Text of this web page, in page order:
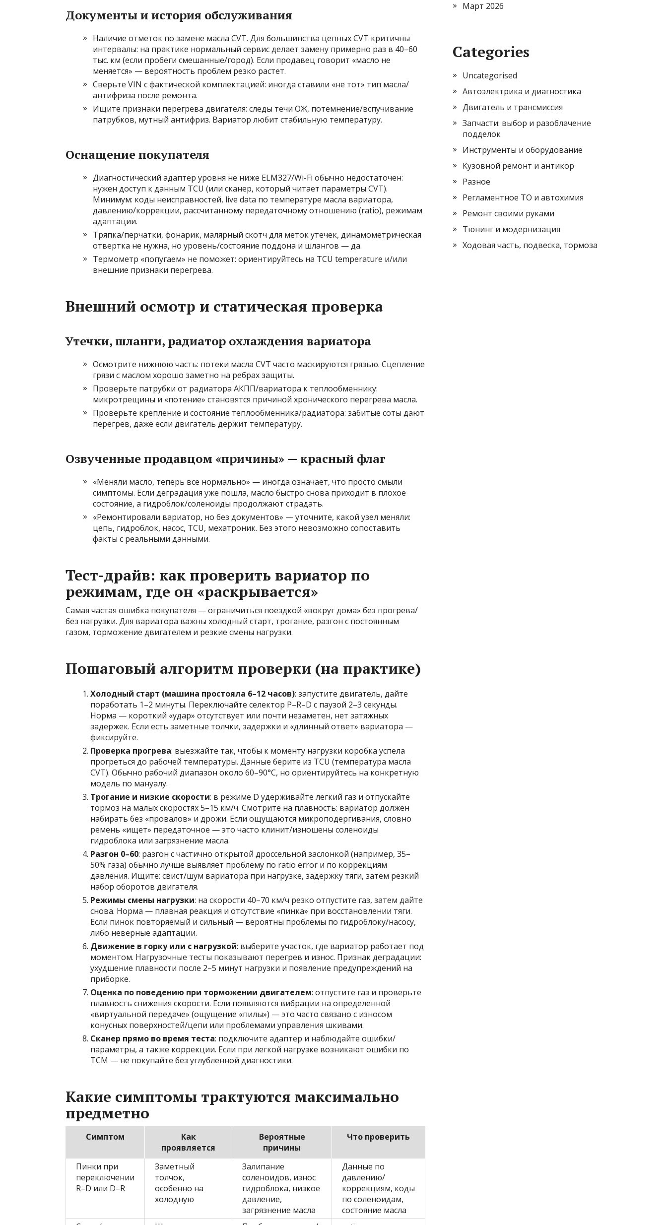
Документы и история обслуживания
Наличие отметок по замене масла CVT. Для большинства цепных CVT критичны
интервалы: на практике нормальный сервис делает замену примерно раз в 40–60
тыс. км (если пробеги смешанные/город). Если продавец говорит «масло не
меняется» — вероятность проблем резко растет.
Сверьте VIN с фактической комплектацией: иногда ставили «не тот» тип масла/
антифриза после ремонта.
Ищите признаки перегрева двигателя: следы течи ОЖ, потемнение/вспучивание
патрубков, мутный антифриз. Вариатор любит стабильную температуру.
Оснащение покупателя
Диагностический адаптер уровня не ниже ELM327/Wi-Fi обычно недостаточен:
нужен доступ к данным TCU (или сканер, который читает параметры CVT).
Минимум: коды неисправностей, live data по температуре масла вариатора,
давлению/коррекции, рассчитанному передаточному отношению (ratio), режимам
адаптации.
Тряпка/перчатки, фонарик, малярный скотч для меток утечек, динамометрическая
отвертка не нужна, но уровень/состояние поддона и шлангов — да.
Термометр «попугаем» не поможет: ориентируйтесь на TCU temperature и/или
внешние признаки перегрева.
Внешний осмотр и статическая проверка
Утечки, шланги, радиатор охлаждения вариатора
Осмотрите нижнюю часть: потеки масла CVT часто маскируются грязью. Сцепление
грязи с маслом хорошо заметно на ребрах защиты.
Проверьте патрубки от радиатора АКПП/вариатора к теплообменнику:
микротрещины и «потение» становятся причиной хронического перегрева масла.
Проверьте крепление и состояние теплообменника/радиатора: забитые соты дают
перегрев, даже если двигатель держит температуру.
Озвученные продавцом «причины» — красный флаг
«Меняли масло, теперь все нормально» — иногда означает, что просто смыли
симптомы. Если деградация уже пошла, масло быстро снова приходит в плохое
состояние, а гидроблок/соленоиды продолжают страдать.
«Ремонтировали вариатор, но без документов» — уточните, какой узел меняли:
цепь, гидроблок, насос, TCU, мехатроник. Без этого невозможно сопоставить
факты с реальными данными.
Тест-драйв: как проверить вариатор по
режимам, где он «раскрывается»
Самая частая ошибка покупателя — ограничиться поездкой «вокруг дома» без прогрева/
без нагрузки. Для вариатора важны холодный старт, трогание, разгон с постоянным
газом, торможение двигателем и резкие смены нагрузки.
Пошаговый алгоритм проверки (на практике)
Холодный старт (машина простояла 6–12 часов): запустите двигатель, дайте
поработать 1–2 минуты. Переключайте селектор P–R–D с паузой 2–3 секунды.
Норма — короткий «удар» отсутствует или почти незаметен, нет затяжных
задержек. Если есть заметные толчки, задержки и «длинный ответ» вариатора —
фиксируйте.
Проверка прогрева: выезжайте так, чтобы к моменту нагрузки коробка успела
прогреться до рабочей температуры. Данные берите из TCU (температура масла
CVT). Обычно рабочий диапазон около 60–90°C, но ориентируйтесь на конкретную
модель по мануалу.
Трогание и низкие скорости: в режиме D удерживайте легкий газ и отпускайте
тормоз на малых скоростях 5–15 км/ч. Смотрите на плавность: вариатор должен
набирать без «провалов» и дрожи. Если ощущаются микроподергивания, словно
ремень «ищет» передаточное — это часто клинит/изношены соленоиды
гидроблока или загрязнение масла.
Разгон 0–60: разгон с частично открытой дроссельной заслонкой (например, 35–
50% газа) обычно лучше выявляет проблему по ratio error и по коррекциям
давления. Ищите: свист/шум вариатора при нагрузке, задержку тяги, затем резкий
набор оборотов двигателя.
Режимы смены нагрузки: на скорости 40–70 км/ч резко отпустите газ, затем дайте
снова. Норма — плавная реакция и отсутствие «пинка» при восстановлении тяги.
Если пинок повторяемый и сильный — вероятны проблемы по гидроблоку/насосу,
либо неверные адаптации.
Движение в горку или с нагрузкой: выберите участок, где вариатор работает под
моментом. Нагрузочные тесты показывают перегрев и износ. Признак деградации:
ухудшение плавности после 2–5 минут нагрузки и появление предупреждений на
приборке.
Оценка по поведению при торможении двигателем: отпустите газ и проверьте
плавность снижения скорости. Если появляются вибрации на определенной
«виртуальной передаче» (ощущение «пилы») — это часто связано с износом
конусных поверхностей/цепи или проблемами управления шкивами.
Сканер прямо во время теста: подключите адаптер и наблюдайте ошибки/
параметры, а также коррекции. Если при легкой нагрузке возникают ошибки по
TCM — не покупайте без углубленной диагностики.
Какие симптомы трактуются максимально
предметно
Симптом
Как
проявляется
Вероятные
причины
Что проверить
Пинки при
переключении
R–D или D–R
Заметный
толчок,
особенно на
холодную
Залипание
соленоидов, износ
гидроблока, низкое
давление,
загрязнение масла
Данные по
давлению/
коррекциям, коды
по соленоидам,
состояние масла
Март 2026
Categories
Uncategorised
Автоэлектрика и диагностика
Двигатель и трансмиссия
Запчасти: выбор и разоблачение
подделок
Инструменты и оборудование
Кузовной ремонт и антикор
Разное
Регламентное ТО и автохимия
Ремонт своими руками
Тюнинг и модернизация
Ходовая часть, подвеска, тормоза